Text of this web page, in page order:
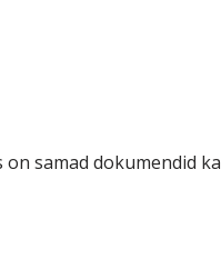
samad dokumendid ka